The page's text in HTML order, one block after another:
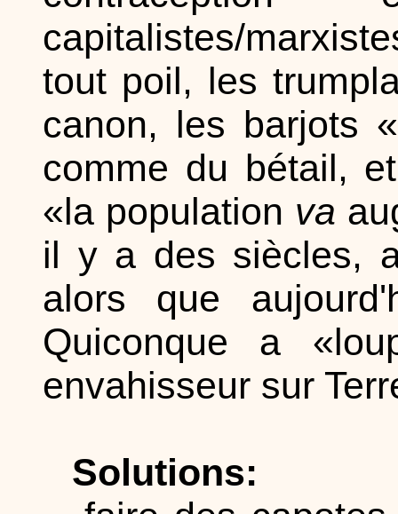
capitalistes/
tout poil, les
canon, les barjots
comme du bétail,
«la population va
il y a des siècles,
alors que
Quiconque a
envahisseur sur
Solutions: